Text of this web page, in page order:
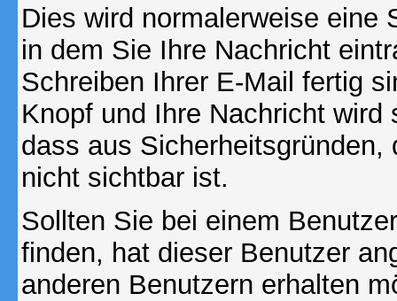
Dies wird normalerweise eine
in dem Sie Ihre Nachricht
Schreiben Ihrer E-Mail fertig
Knopf und Ihre Nachricht
dass aus
nicht sichtbar ist.
Sollten Sie bei einem
finden, hat dieser Benutzer
anderen Benutzern erhalten